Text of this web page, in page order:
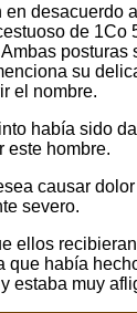
en desacuerdo
de 1Co
posturas
su
el nombre.
había sido
este hombre.
causar
severo.
ellos
que había
estaba muy